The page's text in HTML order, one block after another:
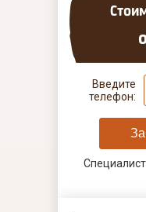
Введите
телефон: